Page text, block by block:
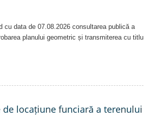
data de 07.08.2026 consultarea publică a
planului geometric și transmiterea cu titlu
locațiune funciară a terenului